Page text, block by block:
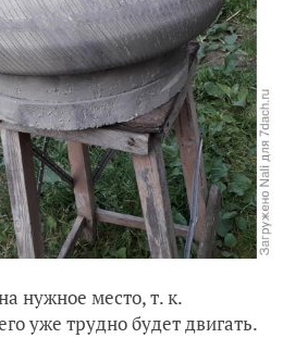
нужное место, т. к.
уже трудно будет двигать.